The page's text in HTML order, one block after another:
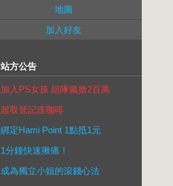
地圖
加入好友
站方公告
加入PS女孩 組隊瘋搶2百萬
超取登記送咖啡
綁定Hami Point 1點抵1元
1分鐘快速揪痛！
成為獨立小姐的滾錢心法